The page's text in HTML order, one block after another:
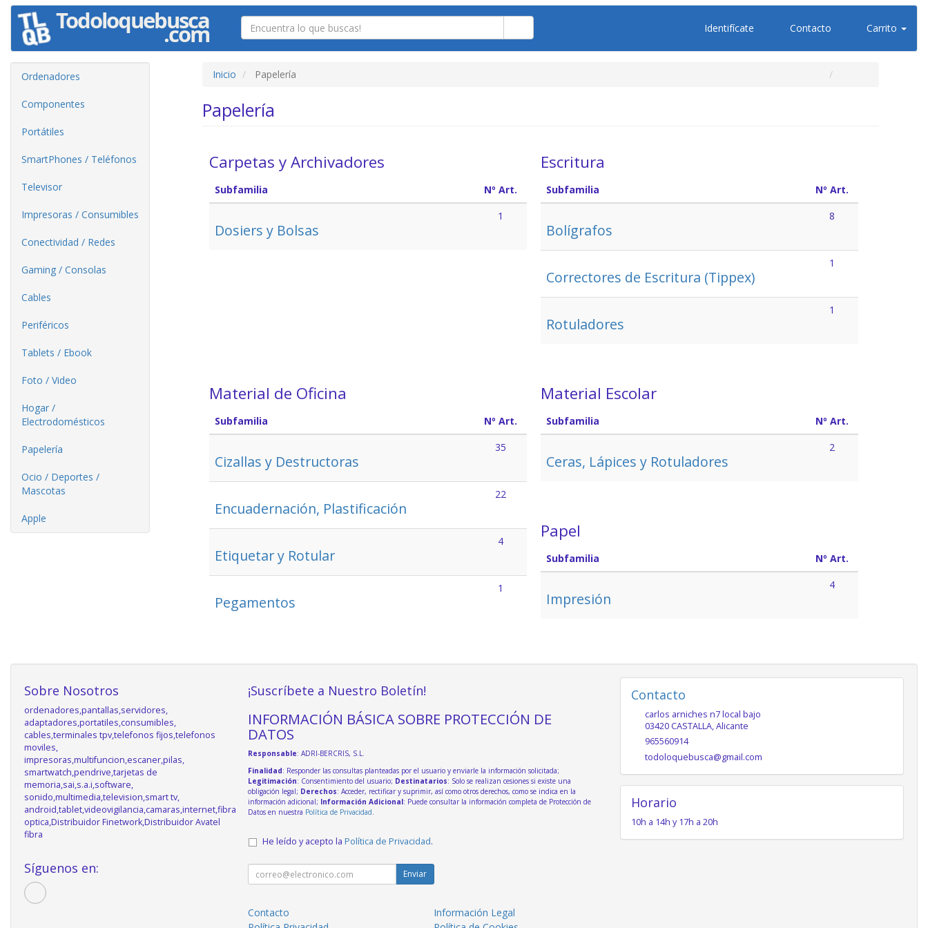
Identifícate Contacto Carrito
Ordenadores
Componentes
Portátiles
SmartPhones / Teléfonos
Televisor
Impresoras / Consumibles
Conectividad / Redes
Gaming / Consolas
Cables
Periféricos
Tablets / Ebook
Foto / Video
Hogar /
Electrodomésticos
Papelería
Ocio / Deportes /
Mascotas
Apple
Inicio Papelería
Papelería
Carpetas y Archivadores
Subfamilia Nº Art.
Dosiers y Bolsas
1
Escritura
Subfamilia Nº Art.
Bolígrafos
8
Correctores de Escritura (Tippex)
1
Rotuladores
1
Material de Oficina
Subfamilia Nº Art.
Cizallas y Destructoras
35
Encuadernación, Plastificación
22
Etiquetar y Rotular
4
Pegamentos
1
Material Escolar
Subfamilia Nº Art.
Ceras, Lápices y Rotuladores
2
Papel
Subfamilia Nº Art.
Impresión
4
Sobre Nosotros
ordenadores,pantallas,servidores,
adaptadores,portatiles,consumibles,
cables,terminales tpv,telefonos fijos,telefonos
moviles,
impresoras,multifuncion,escaner,pilas,
smartwatch,pendrive,tarjetas de
memoria,sai,s.a.i,software,
sonido,multimedia,television,smart tv,
android,tablet,videovigilancia,camaras,internet,fibra
optica,Distribuidor Finetwork,Distribuidor Avatel
fibra
Síguenos en:
¡Suscríbete a Nuestro Boletín!
INFORMACIÓN BÁSICA SOBRE PROTECCIÓN DE
DATOS
Responsable: ADRI-BERCRIS, S.L.
Finalidad: Responder las consultas planteadas por el usuario y enviarle la información solicitada;
Legitimación: Consentimiento del usuario; Destinatarios: Solo se realizan cesiones si existe una
obligación legal; Derechos: Acceder, rectificar y suprimir, así como otros derechos, como se indica en la
información adicional; Información Adicional: Puede consultar la información completa de Protección de
Datos en nuestra Política de Privacidad.
He leído y acepto la Política de Privacidad.
Enviar
Contacto
Información Legal
Contacto
carlos arniches n7 local bajo
03420 CASTALLA,Alicante
965560914
todoloquebusca@gmail.com
Horario
10h a 14h y 17h a 20h